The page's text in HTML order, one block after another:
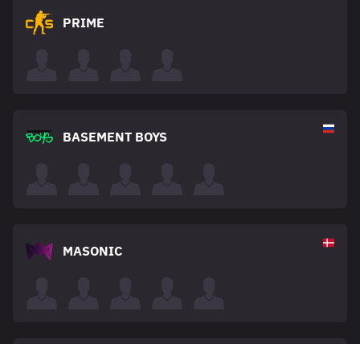
PRIME
BASEMENT BOYS
MASONIC